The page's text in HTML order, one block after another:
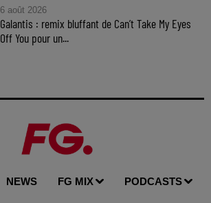
6 août 2026
Galantis : remix bluffant de Can’t Take My Eyes
Off You pour un...
NEWS FG MIX PODCASTS